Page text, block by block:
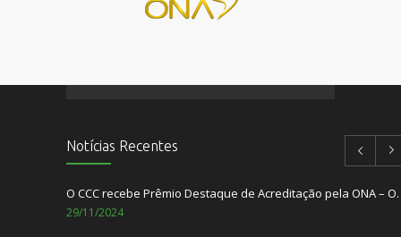
Notícias Recentes
O CCC recebe Prêmio
29/11/2024